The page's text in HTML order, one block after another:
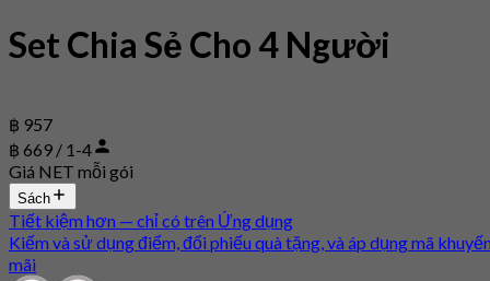
Set Chia Sẻ Cho 4 Người
฿ 957
฿ 669 / 1-4
Giá NET mỗi gói
Sách
Tiết kiệm hơn — chỉ có trên Ứng dụng
Kiếm và sử dụng điểm, đổi phiếu quà tặng, và áp dụng mã
mãi